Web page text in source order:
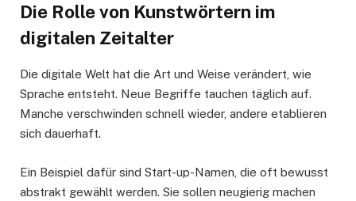
Die Rolle von Kunstwörtern im
digitalen Zeitalter
Die digitale Welt hat die Art und Weise verändert, wie
Sprache entsteht. Neue Begriffe tauchen täglich auf.
Manche verschwinden schnell wieder, andere etablieren
sich dauerhaft.
Ein Beispiel dafür sind Start-up-Namen, die oft bewusst
abstrakt gewählt werden. Sie sollen neugierig machen